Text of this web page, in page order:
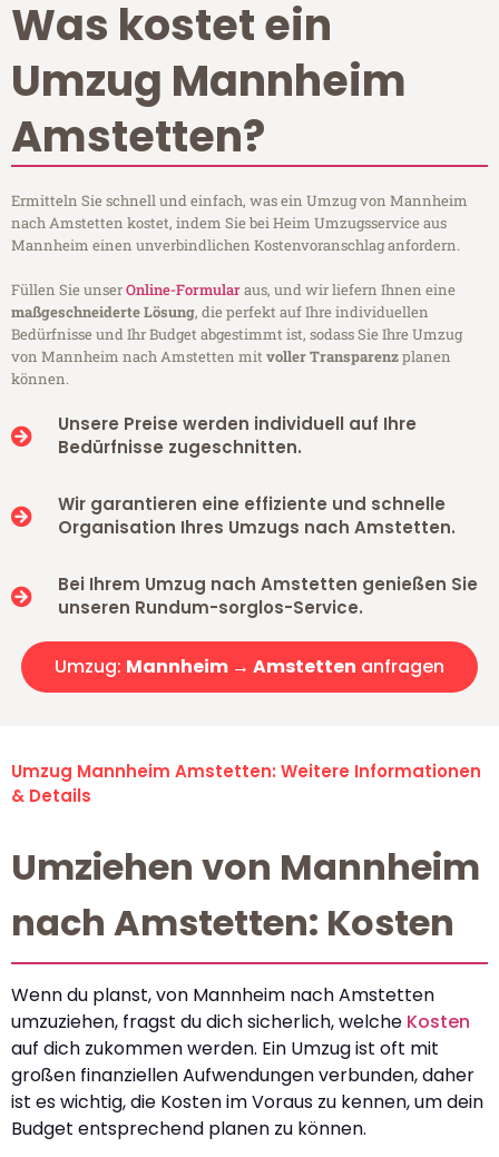
Was kostet ein
Umzug Mannheim
Amstetten?
Ermitteln Sie schnell und einfach, was ein Umzug von Mannheim
nach Amstetten kostet, indem Sie bei Heim Umzugsservice aus
Mannheim einen unverbindlichen Kostenvoranschlag anfordern.
Füllen Sie unserOnline-Formularaus, und wir liefern Ihnen eine
maßgeschneiderte Lösung, die perfekt auf Ihre individuellen
Bedürfnisse und Ihr Budget abgestimmt ist, sodass Sie Ihre Umzug
von Mannheim nach Amstetten mitvoller Transparenzplanen
können.
Unsere Preise werden individuell auf Ihre
Bedürfnisse zugeschnitten.
Wir garantieren eine effiziente und schnelle
Organisation Ihres Umzugs nach Amstetten.
Bei Ihrem Umzug nach Amstetten genießen Sie
unseren Rundum-sorglos-Service.
Umzug: Mannheim → Amstetten anfragen
Umzug Mannheim Amstetten: Weitere Informationen
& Details
Umziehen von Mannheim
nach Amstetten: Kosten
Wenn du planst, von Mannheim nach Amstetten
umzuziehen, fragst du dich sicherlich, welche Kosten
auf dich zukommen werden. Ein Umzug ist oft mit
großen finanziellen Aufwendungen verbunden, daher
ist es wichtig, die Kosten im Voraus zu kennen, um dein
Budget entsprechend planen zu können.